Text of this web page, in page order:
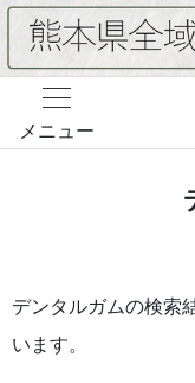
メニュー
デンタルガムの検索
います。